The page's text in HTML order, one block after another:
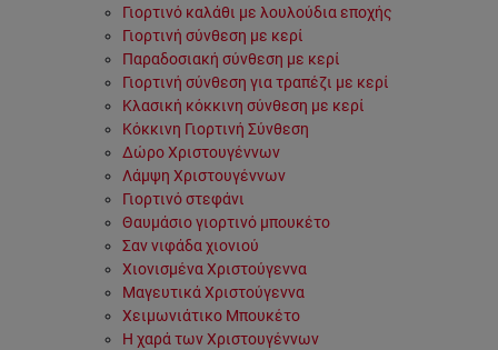
Γιορτινό καλάθι με λουλούδια εποχής
Γιορτινή σύνθεση με κερί
Παραδοσιακή σύνθεση με κερί
Γιορτινή σύνθεση για τραπέζι με κερί
Κλασική κόκκινη σύνθεση με κερί
Κόκκινη Γιορτινή Σύνθεση
Δώρο Χριστουγέννων
Λάμψη Χριστουγέννων
Γιορτινό στεφάνι
Θαυμάσιο γιορτινό μπουκέτο
Σαν νιφάδα χιονιού
Χιονισμένα Χριστούγεννα
Μαγευτικά Χριστούγεννα
Χειμωνιάτικο Μπουκέτο
Η χαρά των Χριστουγέννων